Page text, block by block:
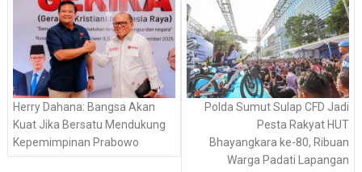
Herry Dahana: Bangsa Akan
Kuat Jika Bersatu Mendukung
Kepemimpinan Prabowo
Polda Sumut Sulap CFD Jadi
Pesta Rakyat HUT
Bhayangkara ke-80, Ribuan
Warga Padati Lapangan